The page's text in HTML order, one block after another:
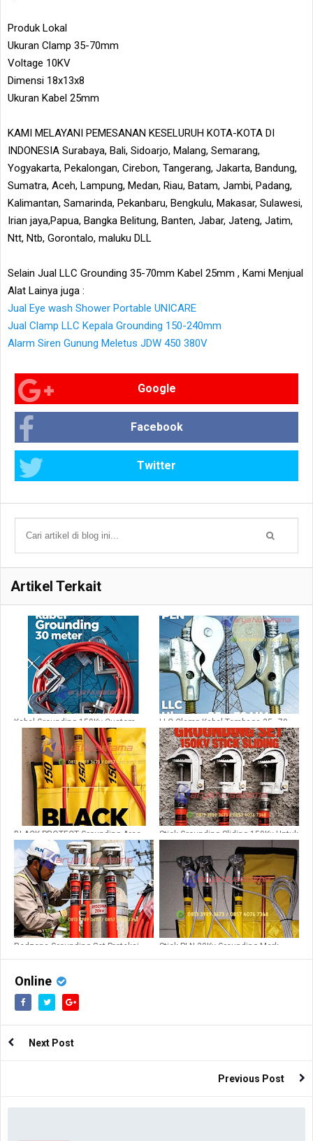
Produk Lokal
Ukuran Clamp 35-70mm
Voltage 10KV
Dimensi 18x13x8
Ukuran Kabel 25mm
KAMI MELAYANI PEMESANAN KESELURUH KOTA-KOTA DI
INDONESIA Surabaya, Bali, Sidoarjo, Malang, Semarang,
Yogyakarta, Pekalongan, Cirebon, Tangerang, Jakarta, Bandung,
Sumatra, Aceh, Lampung, Medan, Riau, Batam, Jambi, Padang,
Kalimantan, Samarinda, Pekanbaru, Bengkulu, Makasar, Sulawesi,
Irian jaya,Papua, Bangka Belitung, Banten, Jabar, Jateng, Jatim,
Ntt, Ntb, Gorontalo, maluku DLL
Selain Jual LLC Grounding 35-70mm Kabel 25mm , Kami Menjual
Alat Lainya juga :
Jual Eye wash Shower Portable UNICARE
Jual Clamp LLC Kepala Grounding 150-240mm
Alarm Siren Gunung Meletus JDW 450 380V
Google
Facebook
Twitter
Artikel Terkait
Kabel Grounding 150Kv Custom
30M untuk PLN
LLC Clamp Kabel Tembaga 35–70
MM
BLACK PROTECT Grounding Area
Industri dan PLN
Stick Grounding Sliding 150Kv Untuk
Redzona Grounding Set Proteksi
Stick PLN 20Kv Grounding Merk
Online
Next Post
Previous Post